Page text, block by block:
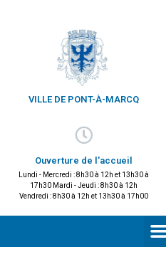
VILLE DE PONT-À-MARCQ
Ouverture de l'accueil
Lundi - Mercredi : 8h30 à 12h et 13h30 à
17h30 Mardi - Jeudi : 8h30 à 12h
Vendredi : 8h30 à 12h et 13h30 à 17h00